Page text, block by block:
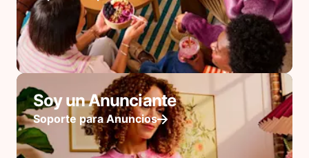
Soy un Anunciante
Soporte para Anuncios